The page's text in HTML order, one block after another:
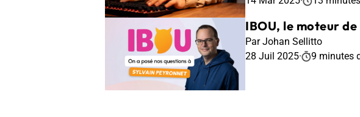
IBOU, le moteur
Par Johan Sellitto
28 Juil 2025· 9 minutes